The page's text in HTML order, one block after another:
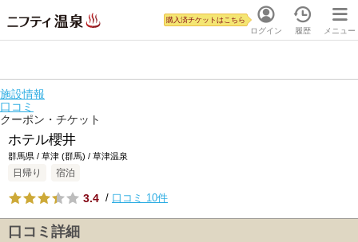
ログイン
購入済チケットはこちら
履歴 メニュー
施設情報
口コミ
クーポン・チケット
ホテル櫻井
群馬県 / 草津 (群馬) / 草津温泉
日帰り 宿泊
3.4 / 口コミ 10件
口コミ詳細